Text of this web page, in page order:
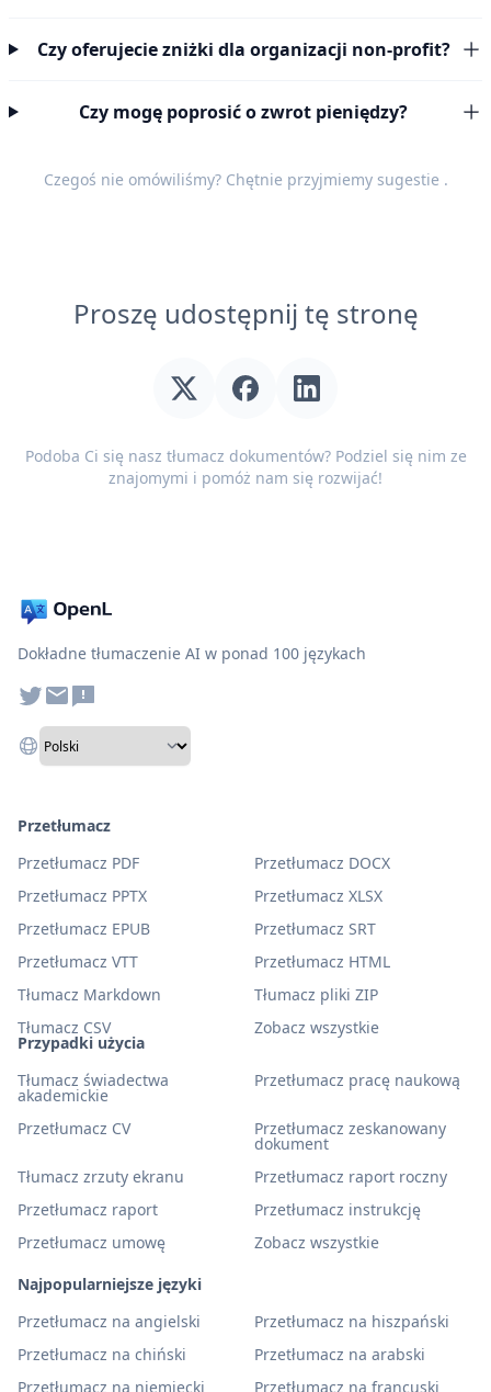
Czy oferujecie zniżki dla organizacji non-profit?
Czy mogę poprosić o zwrot pieniędzy?
Czegoś nie omówiliśmy? Chętnie przyjmiemy sugestie .
Proszę udostępnij tę stronę
Podoba Ci się nasz tłumacz dokumentów? Podziel się nim ze
znajomymi i pomóż nam się rozwijać!
Dokładne tłumaczenie AI w ponad 100 językach
Przypadki użycia
Tłumacz świadectwa
akademickie
Przetłumacz pracę naukową
Przetłumacz CV Przetłumacz zeskanowany
dokument
Tłumacz zrzuty ekranu
Przetłumacz raport roczny
Przetłumacz raport
Przetłumacz instrukcję
Przetłumacz umowę
Zobacz wszystkie
Najpopularniejsze języki
Przetłumacz na angielski
Przetłumacz na hiszpański
Przetłumacz na chiński
Przetłumacz na arabski
Przetłumacz na niemiecki
Przetłumacz na francuski
Przetłumacz
Przetłumacz PDF
Przetłumacz DOCX
Przetłumacz PPTX
Przetłumacz XLSX
Przetłumacz EPUB
Przetłumacz SRT
Przetłumacz VTT
Przetłumacz HTML
Tłumacz Markdown
Tłumacz pliki ZIP
Tłumacz CSV
Zobacz wszystkie